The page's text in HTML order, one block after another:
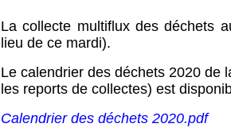
La collecte multiflux des déchets
lieu de ce mardi).
Le calendrier des déchets 2020 de
les reports de collectes) est
Calendrier des déchets 2020.pdf